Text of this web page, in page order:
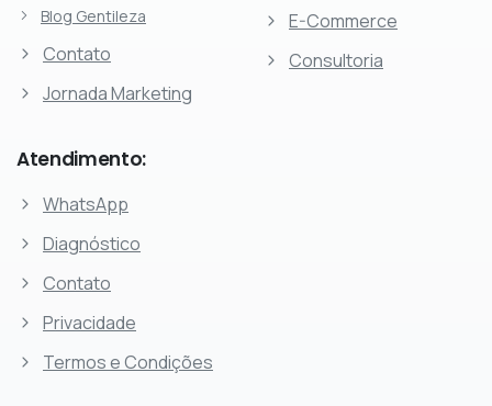
Blog Gentileza
Contato
Jornada Marketing
E-Commerce
Consultoria
Atendimento:
WhatsApp
Diagnóstico
Contato
Privacidade
Termos e Condições